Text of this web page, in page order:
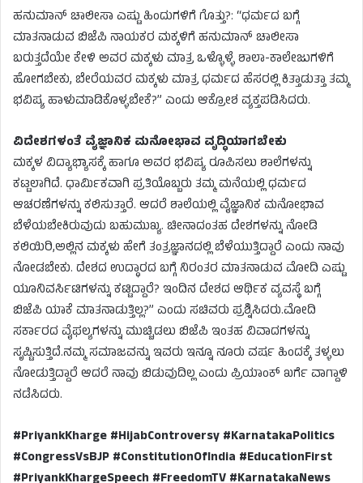
ಹನುಮಾನ್ ಚಾಲೀಸಾ ಎಷ್ಟು ಹಿಂದುಗಳಿಗೆ ಗೊತ್ತು?: “ಧರ್ಮದ ಬಗ್ಗೆ
ಮಾತನಾಡುವ ಬಿಜೆಪಿ ನಾಯಕರ ಮಕ್ಕಳಿಗೆ ಹನುಮಾನ್ ಚಾಲೀಸಾ
ಬರುತ್ತದೆಯೇ ಕೇಳಿ ಅವರ ಮಕ್ಕಳು ಮಾತ್ರ ಒಳ್ಳೊಳ್ಳೆ ಶಾಲಾ-ಕಾಲೇಜುಗಳಿಗೆ
ಹೋಗಬೇಕು, ಬೇರೆಯವರ ಮಕ್ಕಳು ಮಾತ್ರ ಧರ್ಮದ ಹೆಸರಲ್ಲಿ ಕಿತ್ತಾಡುತ್ತಾ ತಮ್ಮ
ಭವಿಷ್ಯ ಹಾಳುಮಾಡಿಕೊಳ್ಳಬೇಕೆ?” ಎಂದು ಆಕ್ರೋಶ ವ್ಯಕ್ತಪಡಿಸಿದರು.
ವಿದೇಶಗಳಂತೆ ವೈಜ್ಞಾನಿಕ ಮನೋಭಾವ ವೃದ್ಧಿಯಾಗಬೇಕು
ಮಕ್ಕಳ ವಿದ್ಯಾಭ್ಯಾಸಕ್ಕೆ ಹಾಗೂ ಅವರ ಭವಿಷ್ಯ ರೂಪಿಸಲು ಶಾಲೆಗಳನ್ನು
ಕಟ್ಟಲಾಗಿದೆ. ಧಾರ್ಮಿಕವಾಗಿ ಪ್ರತಿಯೊಬ್ಬರು ತಮ್ಮ ಮನೆಯಲ್ಲಿ ಧರ್ಮದ
ಆಚರಣೆಗಳನ್ನು ಕಲಿಸುತ್ತಾರೆ. ಆದರೆ ಶಾಲೆಯಲ್ಲಿ ವೈಜ್ಞಾನಿಕ ಮನೋಭಾವ
ಬೆಳೆಯಬೇಕಿರುವುದು ಬಹುಮುಖ್ಯ. ಚೀನಾದಂತಹ ದೇಶಗಳನ್ನು ನೋಡಿ
ಕಲಿಯಿರಿ,ಅಲ್ಲಿನ ಮಕ್ಕಳು ಹೇಗೆ ತಂತ್ರಜ್ಞಾನದಲ್ಲಿ ಬೆಳೆಯುತ್ತಿದ್ದಾರೆ ಎಂದು ನಾವು
ನೋಡಬೇಕು. ದೇಶದ ಉದ್ಧಾರದ ಬಗ್ಗೆ ನಿರಂತರ ಮಾತನಾಡುವ ಮೋದಿ ಎಷ್ಟು
ಯೂನಿವರ್ಸಿಟಿಗಳನ್ನು ಕಟ್ಟಿದ್ದಾರೆ? ಇಂದಿನ ದೇಶದ ಆರ್ಥಿಕ ವ್ಯವಸ್ಥೆ ಬಗ್ಗೆ
ಬಿಜೆಪಿ ಯಾಕೆ ಮಾತನಾಡುತ್ತಿಲ್ಲ?” ಎಂದು ಸಚಿವರು ಪ್ರಶ್ನಿಸಿದರು.ಮೋದಿ
ಸರ್ಕಾರದ ವೈಫಲ್ಯಗಳನ್ನು ಮುಚ್ಚಿಡಲು ಬಿಜೆಪಿ ಇಂತಹ ವಿವಾದಗಳನ್ನು
ಸೃಷ್ಟಿಸುತ್ತಿದೆ.ನಮ್ಮ ಸಮಾಜವನ್ನು ಇವರು ಇನ್ನೂ ನೂರು ವರ್ಷ ಹಿಂದಕ್ಕೆ ತಳ್ಳಲು
ನೋಡುತ್ತಿದ್ದಾರೆ ಆದರೆ ನಾವು ಬಿಡುವುದಿಲ್ಲ ಎಂದು ಪ್ರಿಯಾಂಕ್ ಖರ್ಗೆ ವಾಗ್ದಾಳಿ
ನಡೆಸಿದರು.
#PriyankKharge #HijabControversy #KarnatakaPolitics
#CongressVsBJP #ConstitutionOfIndia #EducationFirst